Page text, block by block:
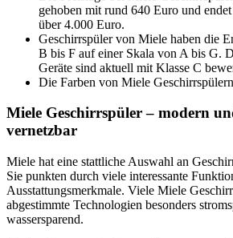
gehoben mit rund 640 Euro und
über 4.000 Euro.
Geschirrspüler von Miele haben die
B bis F auf einer Skala von A bis G.
Geräte sind aktuell mit Klasse C
Die Farben von Miele
Miele Geschirrspüler – modern
vernetzbar
Miele hat eine stattliche Auswahl an
Sie punkten durch viele interessante
Ausstattungsmerkmale. Viele Miele
abgestimmte Technologien besonders
wassersparend.